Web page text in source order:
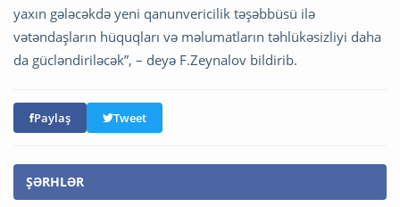
yaxın gələcəkdə yeni qanunvericilik təşəbbüsü ilə
vətəndaşların hüquqları və məlumatların təhlükəsizliyi daha
da gücləndiriləcək”, – deyə F.Zeynalov bildirib.
Paylaş Tweet
ŞƏRHLƏR